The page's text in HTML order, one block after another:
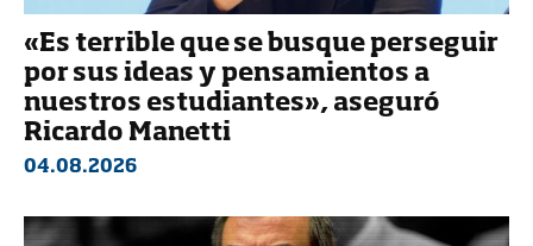
«Es terrible que se busque perseguir
por sus ideas y pensamientos a
nuestros estudiantes», aseguró
Ricardo Manetti
04.08.2026